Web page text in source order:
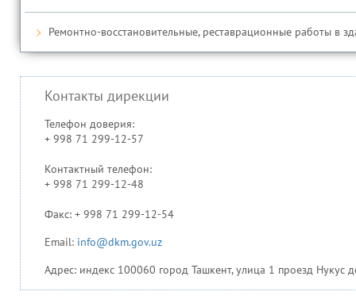
Ремонтно-восстановительные, реставрационные работы в
Контакты дирекции
Телефон доверия:
+ 998 71 299-12-57
Контактный телефон:
+ 998 71 299-12-48
Факс: + 998 71 299-12-54
Email: info@dkm.gov.uz
Адрес: индекс 100060 город Ташкент, улица 1 проезд Нукус